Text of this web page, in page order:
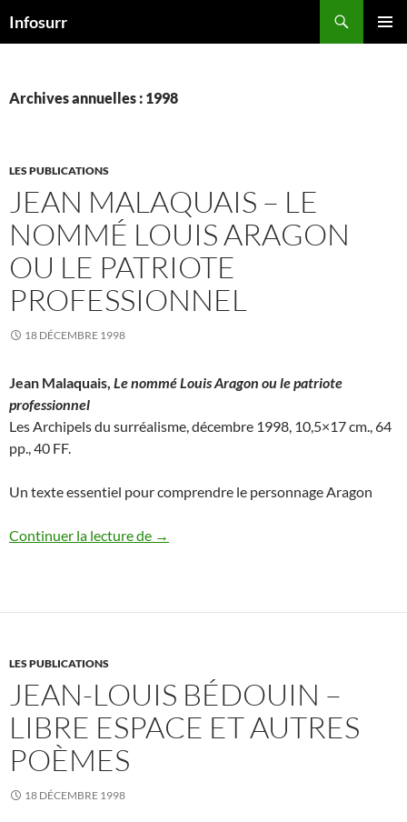
auInfosurr
Archives annuelles : 1998
LES PUBLICATIONS
JEAN MALAQUAIS – LE
NOMMÉ LOUIS ARAGON
OU LE PATRIOTE
PROFESSIONNEL
18 DÉCEMBRE 1998
Jean Malaquais, Le nommé Louis Aragon ou le patriote
professionnel
Les Archipels du surréalisme, décembre 1998, 10,5×17 cm., 64
pp., 40 FF.
Un texte essentiel pour comprendre le personnage Aragon
Continuer la lecture de Jean Malaquais – Le nommé Louis
→
LES PUBLICATIONS
JEAN-LOUIS BÉDOUIN –
LIBRE ESPACE ET AUTRES
POÈMES
18 DÉCEMBRE 1998